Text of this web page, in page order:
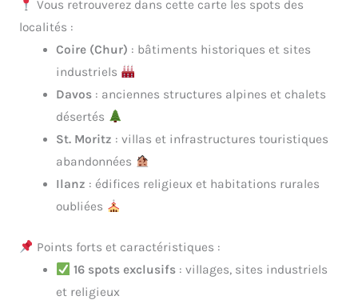
Vous retrouverez dans cette carte les spots des
localités :
Coire (Chur) : bâtiments historiques et sites
industriels
Davos : anciennes structures alpines et chalets
désertés
St. Moritz : villas et infrastructures touristiques
abandonnées
Ilanz : édifices religieux et habitations rurales
oubliées
Points forts et caractéristiques :
16 spots exclusifs : villages, sites industriels
et religieux